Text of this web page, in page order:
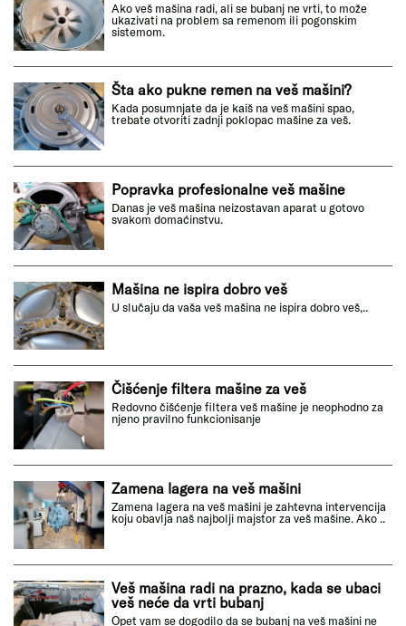
Ako veš mašina radi, ali se bubanj ne vrti, to može
ukazivati na problem sa remenom ili pogonskim
sistemom.
Šta ako pukne remen na veš mašini?
Kada posumnjate da je kaiš na veš mašini spao,
trebate otvoriti zadnji poklopac mašine za veš.
Popravka profesionalne veš mašine
Danas je veš mašina neizostavan aparat u gotovo
svakom domaćinstvu.
Mašina ne ispira dobro veš
U slučaju da vaša veš mašina ne ispira dobro veš,..
Čišćenje filtera mašine za veš
Redovno čišćenje filtera veš mašine je neophodno za
njeno pravilno funkcionisanje
Zamena lagera na veš mašini
Zamena lagera na veš mašini je zahtevna intervencija
koju obavlja naš najbolji majstor za veš mašine. Ako ..
Veš mašina radi na prazno, kada se ubaci
veš neće da vrti bubanj
Opet vam se dogodilo da se bubanj na veš mašini ne